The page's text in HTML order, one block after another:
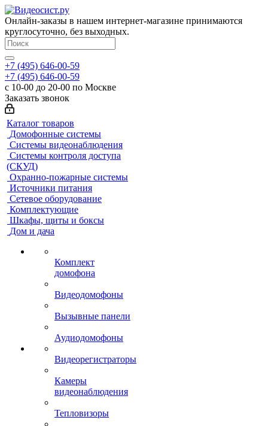
Онлайн-заказы в нашем интернет-магазине принимаются
круглосуточно, без выходных.
+7 (495) 646-00-59
+7 (495) 646-00-59
с 10-00 до 20-00 по Москве
Заказать звонок
Каталог товаров
Домофонные системы
Системы видеонаблюдения
Системы контроля доступа
(СКУД)
Охранно-пожарные системы
Источники питания
Сетевое оборудование
Комплектующие
Шкафы, щиты и боксы
Дом и дача
Комплект
домофона
Видеодомофоны
Вызывные панели
Аудиодомофоны
Видеорегистраторы
Камеры
видеонаблюдения
Тепловизоры